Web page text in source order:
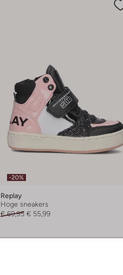
-20%
Replay
Hoge sneakers
€ 69,95 € 55,99